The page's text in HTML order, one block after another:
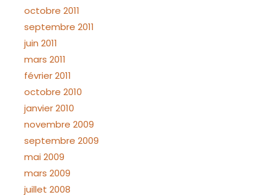
octobre 2011
septembre 2011
juin 2011
mars 2011
février 2011
octobre 2010
janvier 2010
novembre 2009
septembre 2009
mai 2009
mars 2009
juillet 2008